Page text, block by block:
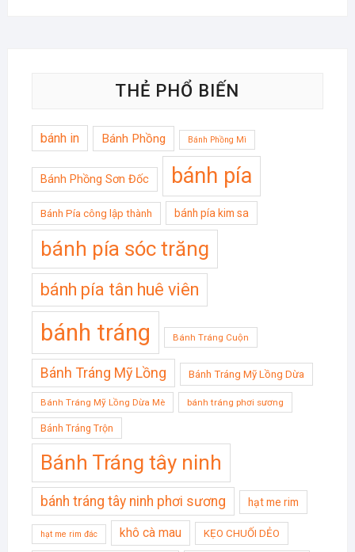
THẺ PHỔ BIẾN
bánh in Bánh Phồng Bánh Phồng Mì
Bánh Phồng Sơn Đốc bánh pía
Bánh Pía công lập thành bánh pía kim sa
bánh pía sóc trăng
bánh pía tân huê viên
bánh tráng Bánh Tráng Cuộn
Bánh Tráng Mỹ Lồng Bánh Tráng Mỹ Lồng Dừa
Bánh Tráng Mỹ Lồng Dừa Mè bánh tráng phơi sương
Bánh Tráng Trộn
Bánh Tráng tây ninh
bánh tráng tây ninh phơi sương hạt me rim
hạt me rim đác khô cà mau KẸO CHUỐI DẺO